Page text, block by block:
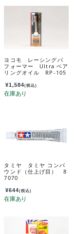
ヨコモ レーシングパ
フォーマー Ultra ベア
リングオイル RP-105
¥1,584(税込)
タミヤ タミヤ コンパ
ウンド（仕上げ目） 8
7070
¥644(税込)